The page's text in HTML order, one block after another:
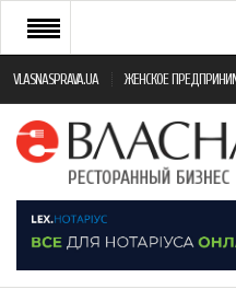
VLASNASPRAVA.UA ЖЕНСКОЕ
НОВИНИ РЕСТОРАННОГО БІЗНЕСУ
ЯК ВІДКРИТИ ТА УСПІШНО КЕРУВАТИ
МОНІТОРИНГ ЗАКОНОДАВСТВА